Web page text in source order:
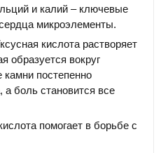
и калий – ключевые
микроэлементы.
кислота растворяет
образуется вокруг
камни постепенно
а боль становится все
помогает в борьбе с